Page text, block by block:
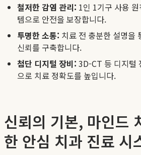
철저한 감염 관리: 1인 1기구 사용
템으로 안전을 보장합니다.
투명한 소통: 치료 전 충분한 설명을
신뢰를 구축합니다.
첨단 디지털 장비: 3D-CT 등 디지털
으로 치료 정확도를 높입니다.
신뢰의 기본, 마인드
한 안심 치과 진료 시